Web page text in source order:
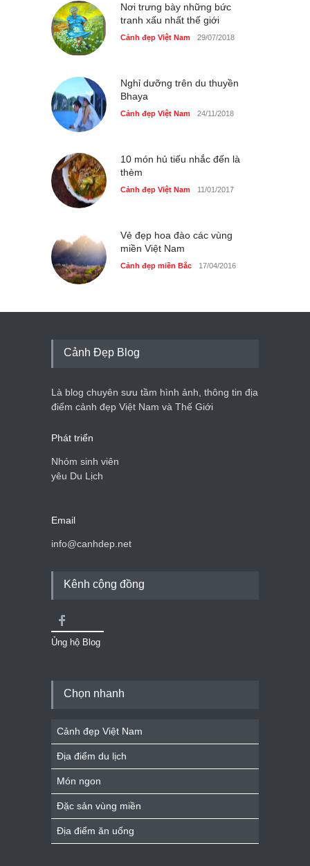
Nơi trưng bày những bức
tranh xấu nhất thế giới
Cảnh đẹp Việt Nam 29/07/2018
Nghỉ dưỡng trên du thuyền
Bhaya
Cảnh đẹp Việt Nam 24/11/2018
10 món hủ tiếu nhắc đến là
thèm
Cảnh đẹp Việt Nam 11/01/2017
Vẻ đẹp hoa đào các vùng
miền Việt Nam
Cảnh đẹp miền Bắc 17/04/2016
Cảnh Đẹp Blog
Là blog chuyên sưu tầm hình ảnh, thông tin địa
điểm cảnh đẹp Việt Nam và Thế Giới
Phát triển
Nhóm sinh viên
yêu Du Lịch
Email
info@canhdep.net
Kênh cộng đồng
Ủng hộ Blog
Chọn nhanh
Cảnh đẹp Việt Nam
Địa điểm du lịch
Món ngon
Đặc sản vùng miền
Địa điểm ăn uống